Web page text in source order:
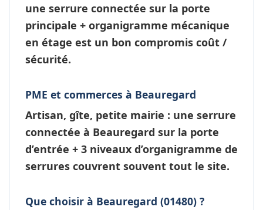
une serrure connectée sur la porte
principale + organigramme mécanique
en étage est un bon compromis coût /
sécurité.
PME et commerces à Beauregard
Artisan, gîte, petite mairie : une serrure
connectée à Beauregard sur la porte
d’entrée + 3 niveaux d’organigramme de
serrures couvrent souvent tout le site.
Que choisir à Beauregard (01480) ?